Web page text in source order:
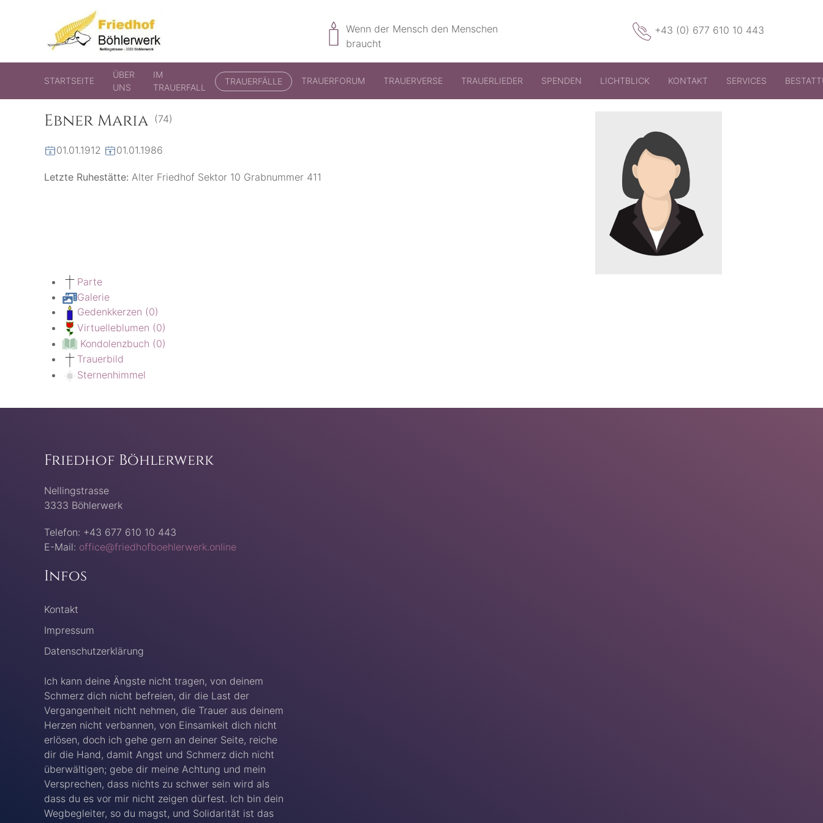
Friedhof Böhlerwerk
der virtuelle Friedhof von Böhlerwerk
Wenn der Mensch den Menschen
braucht
+43 (0) 677 610 10 443
STARTSEITE
ÜBER
UNS
IM
TRAUERFALL
TRAUERFÄLLE TRAUERFORUM TRAUERVERSE TRAUERLIEDER SPENDEN LICHTBLICK KONTAKT SERVICES
Ebner Maria (74)
01.01.1912 01.01.1986
Letzte Ruhestätte: Alter Friedhof Sektor 10 Grabnummer 411
Parte
Galerie
Gedenkkerzen (0)
Virtuelleblumen (0)
Kondolenzbuch (0)
Trauerbild
Sternenhimmel
Friedhof Böhlerwerk
Nellingstrasse
3333 Böhlerwerk
Telefon: +43 677 610 10 443
E-Mail: office@friedhofboehlerwerk.online
Infos
Kontakt
Impressum
Datenschutzerklärung
Ich kann deine Ängste nicht tragen, von deinem
Schmerz dich nicht befreien, dir die Last der
Vergangenheit nicht nehmen, die Trauer aus deinem
Herzen nicht verbannen, von Einsamkeit dich nicht
erlösen, doch ich gehe gern an deiner Seite, reiche
dir die Hand, damit Angst und Schmerz dich nicht
überwältigen; gebe dir meine Achtung und mein
Versprechen, dass nichts zu schwer sein wird als
dass du es vor mir nicht zeigen dürfest. Ich bin dein
Wegbegleiter, so du magst, und Solidarität ist das